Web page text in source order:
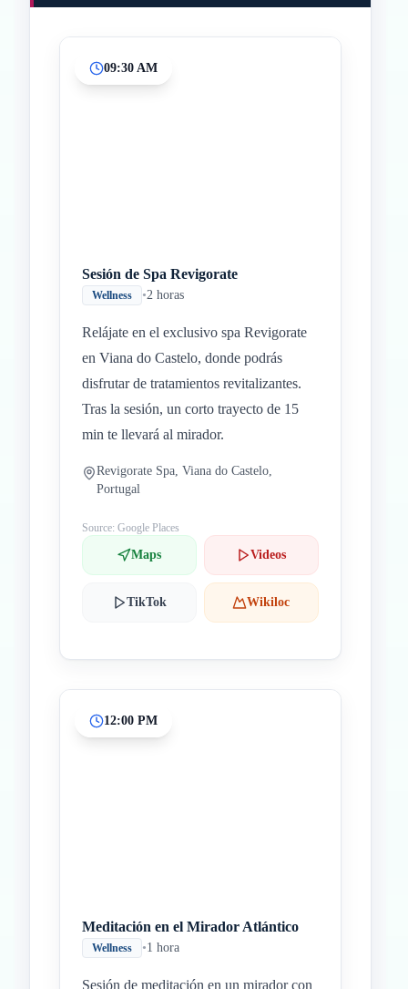
09:30 AM
Sesión de Spa Revigorate
Wellness •2 horas
Relájate en el exclusivo spa Revigorate
en Viana do Castelo, donde podrás
disfrutar de tratamientos revitalizantes.
Tras la sesión, un corto trayecto de 15
min te llevará al mirador.
Revigorate Spa, Viana do Castelo,
Portugal
Source: Google Places
Maps Videos
TikTok Wikiloc
12:00 PM
Meditación en el Mirador Atlántico
Wellness •1 hora
Sesión de meditación en un mirador con